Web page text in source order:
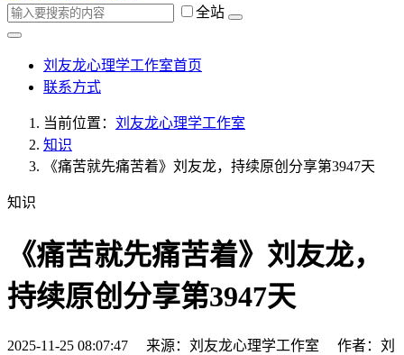
全站
刘友龙心理学工作室首页
联系方式
当前位置： 刘友龙心理学工作室
知识
《痛苦就先痛苦着》刘友龙，持续原创分享第3947天
知识
《痛苦就先痛苦着》刘友龙，
持续原创分享第3947天
2025-11-25 08:07:47 来源：刘友龙心理学工作室 作者：刘